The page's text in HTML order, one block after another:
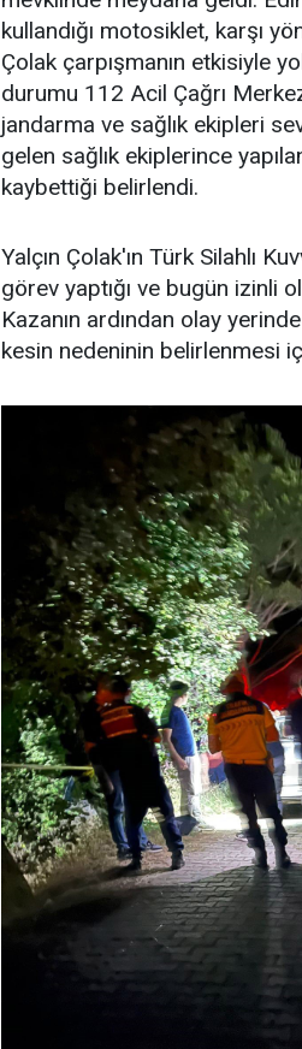
kullandığı motosiklet, karşı
Çolak çarpışmanın etkisiyle
durumu 112 Acil Çağrı
jandarma ve sağlık ekipleri
gelen sağlık ekiplerince
kaybettiği belirlendi.
Yalçın Çolak'ın Türk Silahlı
görev yaptığı ve bugün izinli
Kazanın ardından olay
kesin nedeninin belirlenmesi